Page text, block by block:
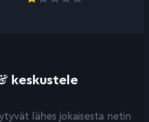
keskustele
lähes jokaisesta netin